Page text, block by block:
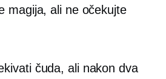
magija, ali ne očekujte
​​čuda, ali nakon dva